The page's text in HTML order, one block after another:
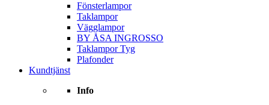
Fönsterlampor
Taklampor
Vägglampor
BY ÅSA INGROSSO
Taklampor Tyg
Plafonder
Kundtjänst
Info